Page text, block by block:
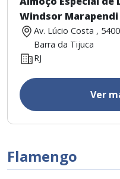
Windsor Marapendi
Av. Lúcio Costa ,
Barra da Tijuca
RJ
Ver
Flamengo